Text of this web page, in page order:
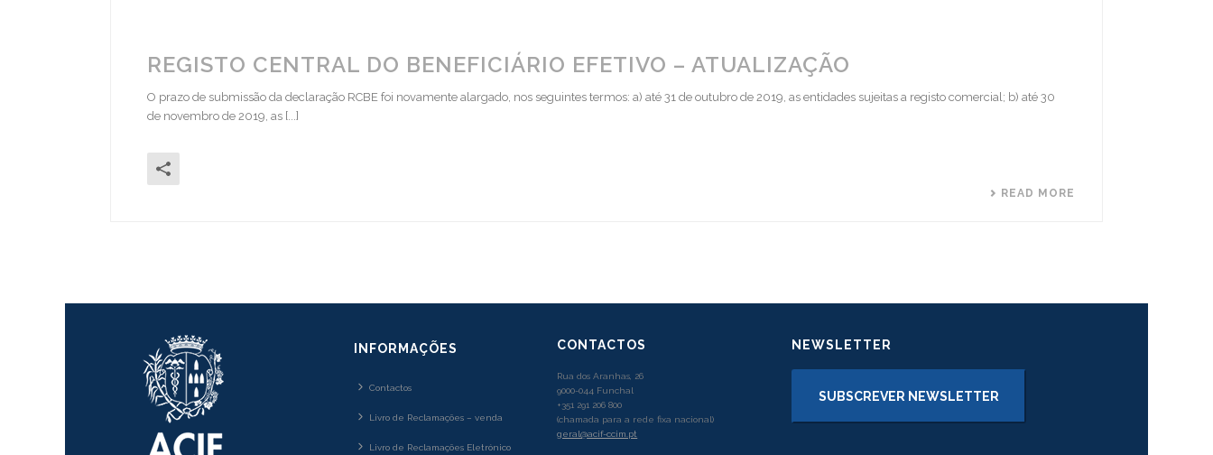
REGISTO CENTRAL DO BENEFICIÁRIO EFETIVO – ATUALIZAÇÃO
O prazo de submissão da declaração RCBE foi novamente alargado, nos seguintes termos: a) até 31 de outubro de 2019, as entidades sujeitas a registo comercial; b) até 30
de novembro de 2019, as [...]
READ MORE
INFORMAÇÕES
Contactos
Livro de Reclamações – venda
Livro de Reclamações Eletrónico
CONTACTOS
Rua dos Aranhas, 26
9000-044 Funchal
+351 291 206 800
(chamada para a rede fixa nacional)
geral@acif-ccim.pt
NEWSLETTER
SUBSCREVER NEWSLETTER